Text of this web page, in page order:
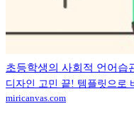
초등학생의 사회적 언어습
디자인 고민 끝! 템플릿으로
miricanvas.com